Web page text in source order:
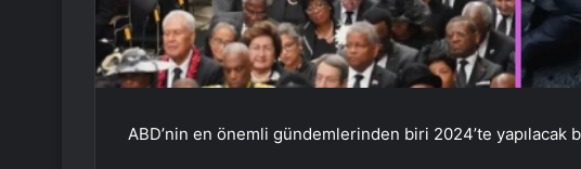
ABD’nin en önemli gündemlerinden biri 2024’te yapılacak